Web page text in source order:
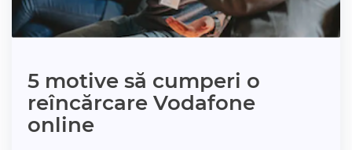
5 motive să cumperi o
reîncărcare Vodafone
online